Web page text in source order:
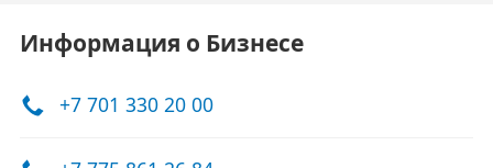
Информация о Бизнесе
+7 701 330 20 00